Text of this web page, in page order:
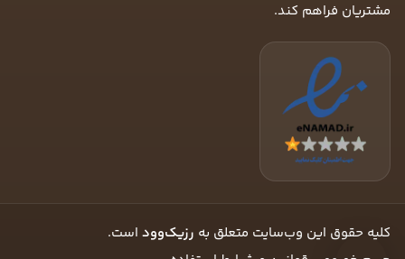
مشتریان فراهم کند.
کلیه حقوق این وب‌سایت متعلق به رزیک‌وود است.